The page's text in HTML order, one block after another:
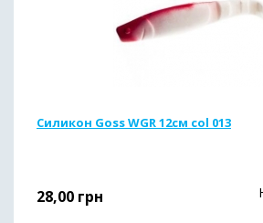
Силикон Goss WGR 12см col 013
28,00 грн